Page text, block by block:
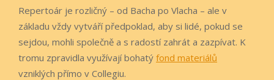
Repertoár je rozličný – od Bacha po Vlacha – ale v
základu vždy vytváří předpoklad, aby si lidé, pokud se
sejdou, mohli společně a s radostí zahrát a zazpívat. K
tromu zpravidla využívají bohatý fond materiálů
vzniklých přímo v Collegiu.